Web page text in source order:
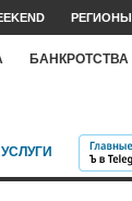
РЕГИОНЫ
БАНКРОТСТВА
УСЛУГИ